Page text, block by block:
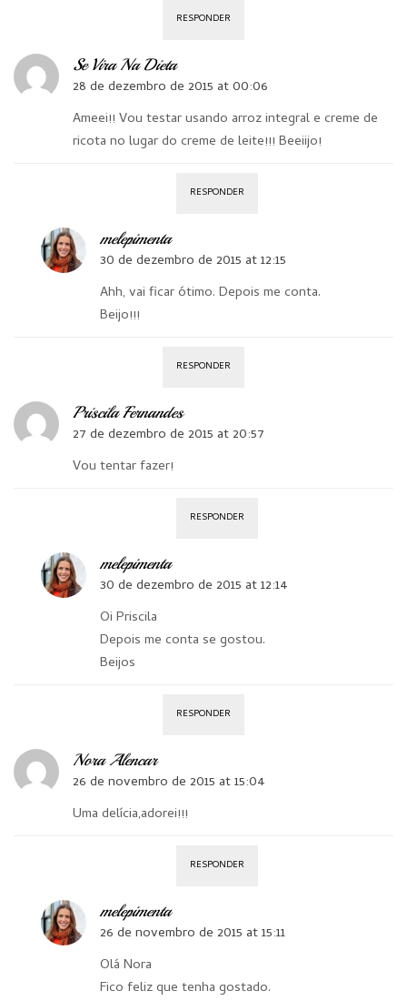
RESPONDER
Se Vira Na Dieta
28 de dezembro de 2015 at 00:06
Ameei!! Vou testar usando arroz integral e creme de
ricota no lugar do creme de leite!!! Beeiijo!
RESPONDER
melepimenta
30 de dezembro de 2015 at 12:15
Ahh, vai ficar ótimo. Depois me conta.
Beijo!!!
RESPONDER
Priscila Fernandes
27 de dezembro de 2015 at 20:57
Vou tentar fazer!
RESPONDER
melepimenta
30 de dezembro de 2015 at 12:14
Oi Priscila
Depois me conta se gostou.
Beijos
RESPONDER
Nora Alencar
26 de novembro de 2015 at 15:04
Uma delícia,adorei!!!
RESPONDER
melepimenta
26 de novembro de 2015 at 15:11
Olá Nora
Fico feliz que tenha gostado.